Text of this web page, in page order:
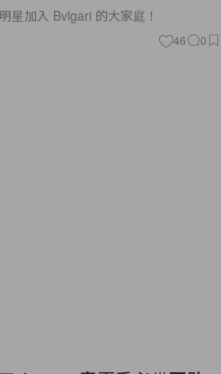
星加入 Bvlgari 的大家庭！
46 0